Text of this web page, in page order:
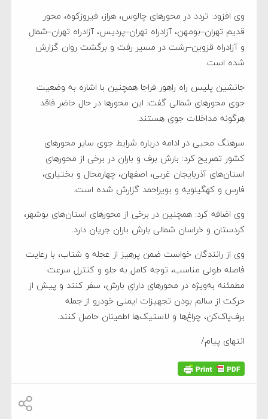
وی افزود: تردد در محورهای چالوس، هراز، فیروزکوه، محور
قدیم تهران–بومهن، آزادراه تهران–پردیس، آزادراه تهران–شمال
و آزادراه قزوین–رشت در مسیر رفت و برگشت روان گزارش
شده است.
جانشین پلیس راه راهور فراجا همچنین با اشاره به وضعیت
جوی محورهای شمالی گفت: این محورها در حال حاضر فاقد
هرگونه مداخلات جوی هستند.
سرهنگ محبی در ادامه درباره شرایط جوی سایر محورهای
کشور تصریح کرد: بارش برف و باران در برخی از محورهای
استان‌های آذربایجان غربی، اصفهان، چهارمحال و بختیاری،
فارس و کهگیلویه و بویراحمد گزارش شده است.
وی اضافه کرد: همچنین در برخی از محورهای استان‌های بوشهر،
کردستان و خراسان شمالی بارش باران جریان دارد.
وی از رانندگان خواست ضمن پرهیز از عجله و شتاب، با رعایت
فاصله طولی مناسب، توجه کامل به جلو و کنترل سرعت
مطمئنه به‌ویژه در محورهای دارای بارش، سفر کنند و پیش از
حرکت از سالم بودن تجهیزات ایمنی خودرو از جمله
برف‌پاک‌کن، چراغ‌ها و لاستیک‌ها اطمینان حاصل کنند.
انتهای پیام/